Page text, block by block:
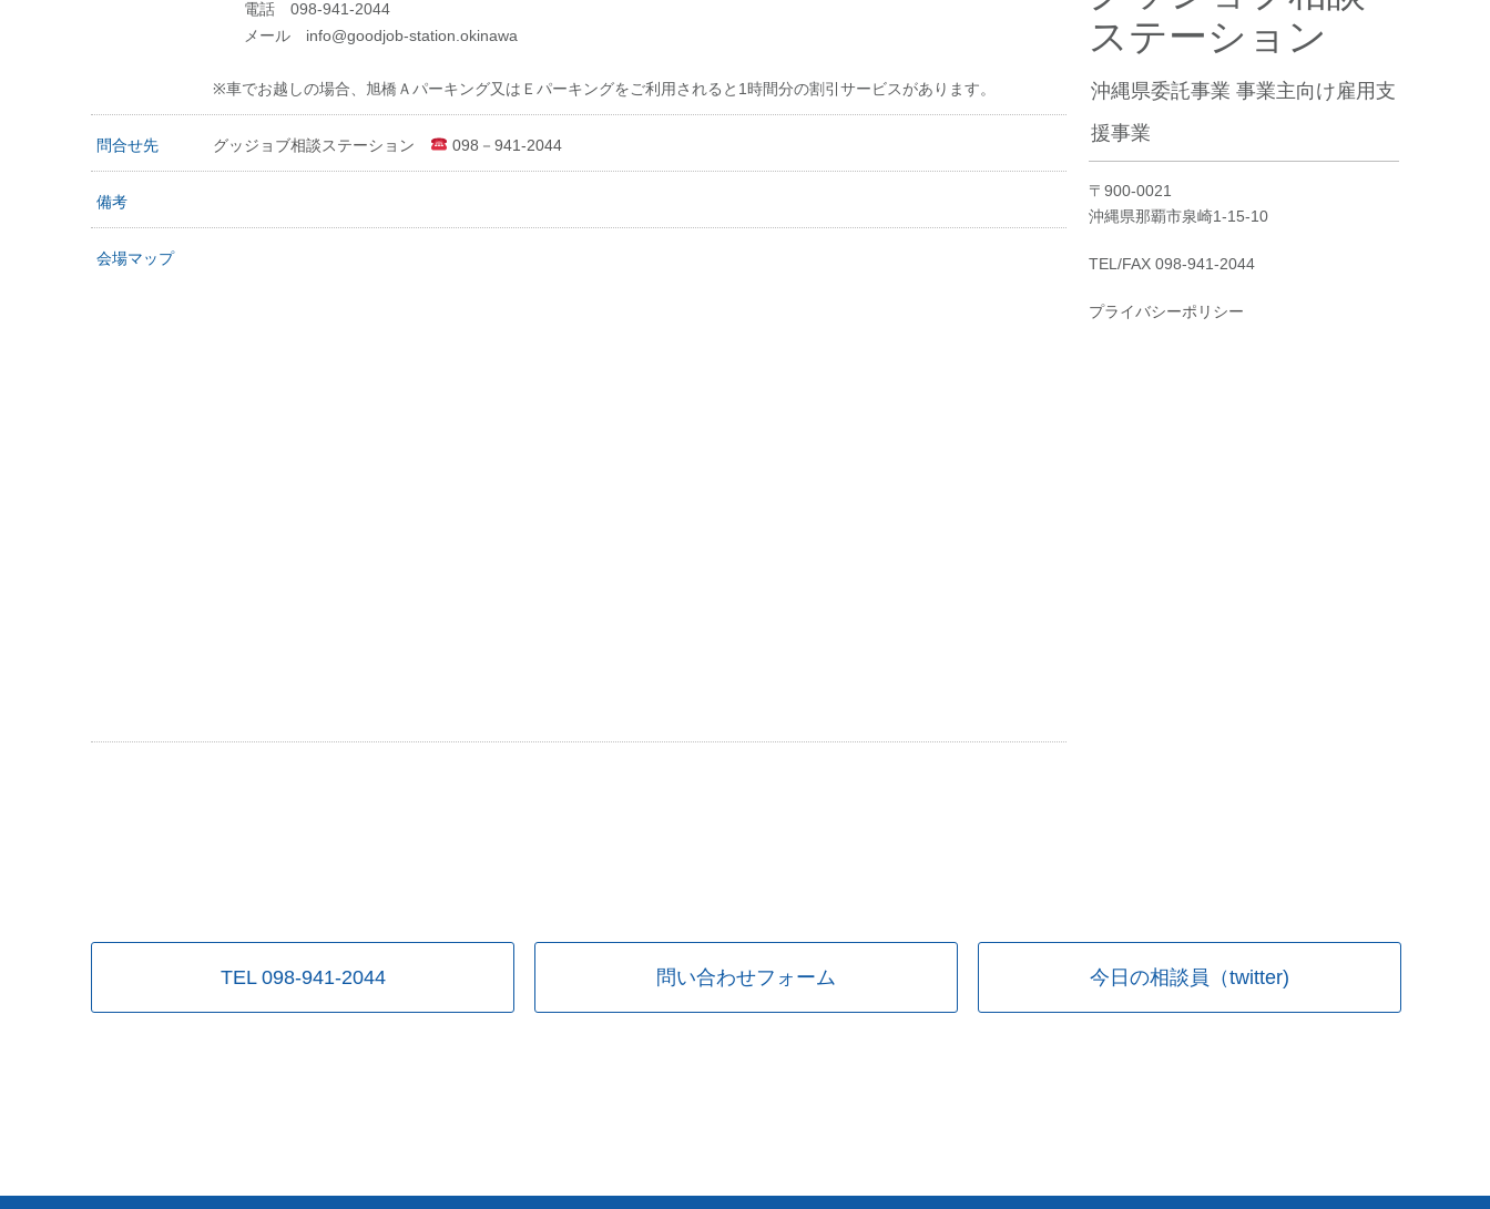
電話 098-941-2044
メール info@goodjob-station.okinawa
※車でお越しの場合、旭橋Ａパーキング又はＥパーキングをご利用されると1時間分の割引サービスがあります。
問合せ先 グッジョブ相談ステーション 098－941-2044
備考
会場マップ
ステーション
沖縄県委託事業 事業主向け雇用支
援事業
〒900-0021
沖縄県那覇市泉崎1-15-10
TEL/FAX 098-941-2044
プライバシーポリシー
TEL 098-941-2044 問い合わせフォーム 今日の相談員（twitter)